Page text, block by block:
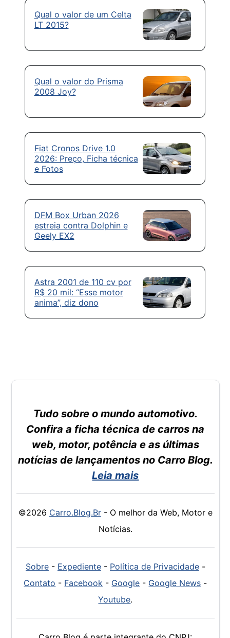
Qual o valor de um Celta
LT 2015?
Qual o valor do Prisma
2008 Joy?
Fiat Cronos Drive 1.0
2026: Preço, Ficha técnica
e Fotos
DFM Box Urban 2026
estreia contra Dolphin e
Geely EX2
Astra 2001 de 110 cv por
R$ 20 mil: “Esse motor
anima”, diz dono
Tudo sobre o mundo automotivo.
Confira a ficha técnica de carros na
web, motor, potência e as últimas
notícias de lançamentos no Carro Blog.
Leia mais
©2026 Carro.Blog.Br- O melhor da Web, Motor e
Notícias.
Sobre- Expediente- Política de Privacidade-
Contato - Facebook - Google - Google News -
Youtube.